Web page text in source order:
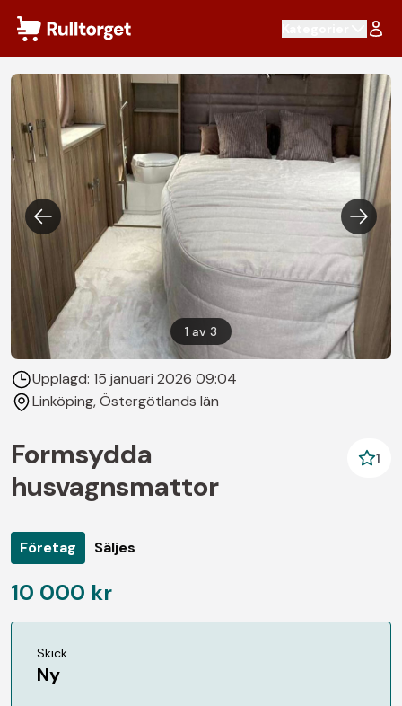
1 av 3
Upplagd: 15 januari 2026 09:04
Linköping, Östergötlands län
Formsydda
husvagnsmattor
1
Företag Säljes
10 000 kr
Skick
Ny